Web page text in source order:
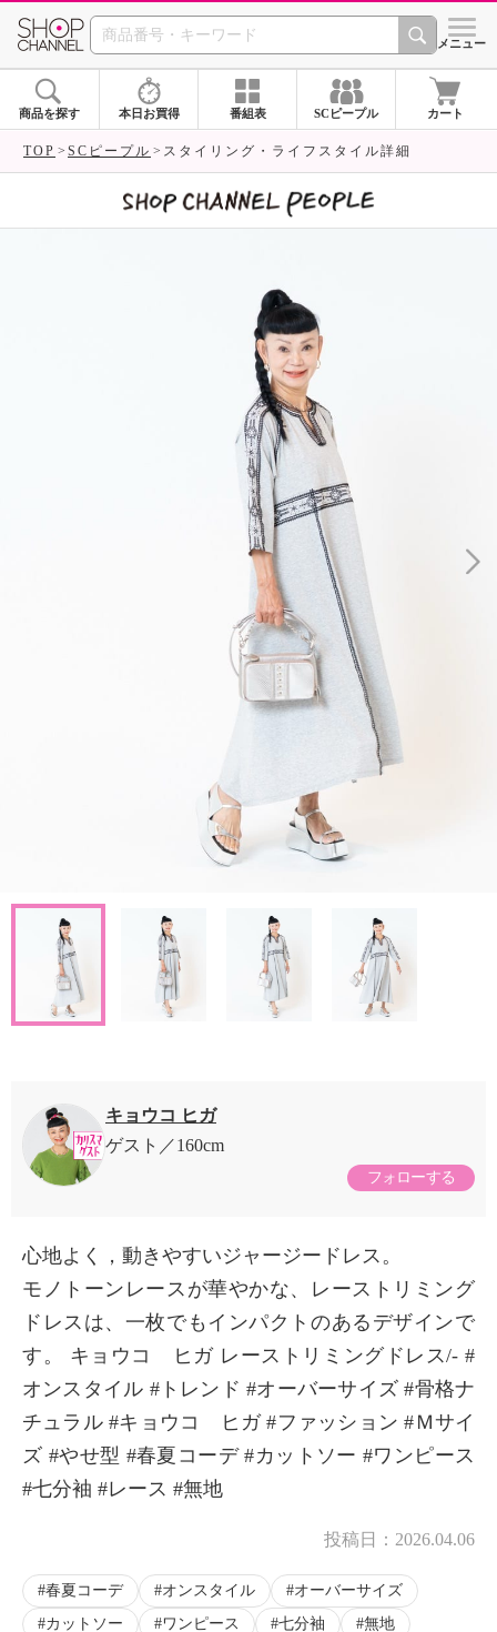
SHOP CHANNEL シメニュー
商品を探す 本日お買得 番組表 SCピープル カート
TOP SCピープル スタイリング・ライフスタイル詳細
キョウコ ヒガ
ゲスト
160cm
フォローする
心地よく，動きやすいジャージードレス。
モノトーンレースが華やかな、レーストリミング
ドレスは、一枚でもインパクトのあるデザインで
す。 キョウコ ヒガ レーストリミングドレス/- #
オンスタイル #トレンド #オーバーサイズ #骨格ナ
チュラル #キョウコ ヒガ #ファッション #Ｍサイ
ズ #やせ型 #春夏コーデ #カットソー #ワンピース
#七分袖 #レース #無地
投稿日： 2026.04.06
春夏コーデ オンスタイル
オーバーサイズ
カットソー
ワンピース 七分袖
無地